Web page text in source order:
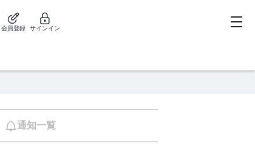
会員登録 サインイン
通知一覧